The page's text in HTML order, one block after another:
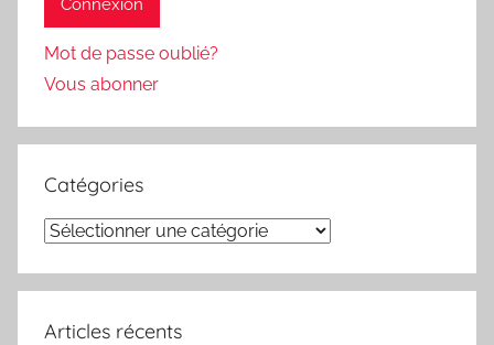
Mot de passe oublié?
Vous abonner
Catégories
Catégories
Articles récents